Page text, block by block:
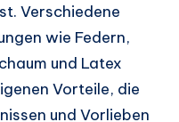
Verschiedene
wie Federn,
und Latex
Vorteile, die
und Vorlieben